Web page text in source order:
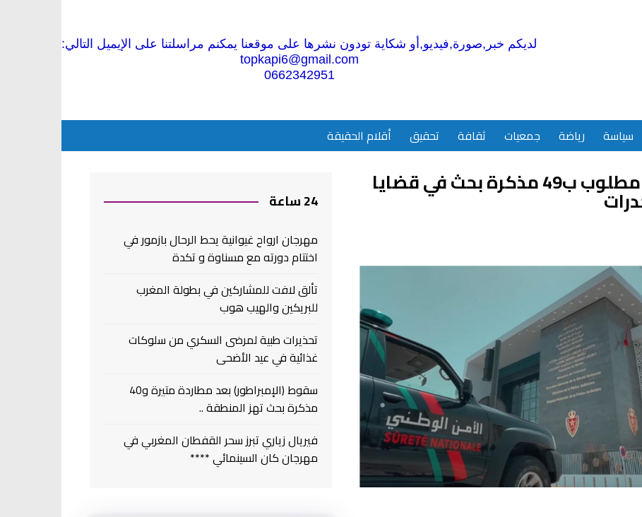
لديكم خبر,صورة,فيديو,أو شكاية تودون نشرها على موقعنا يمكنم مراسلتنا على الإيميل التالي:
topkapi6@gmail.com
0662342951
سياسة رياضة جمعيات ثقافة تحقيق أقلام الحقيقة
توقيف “بزناس” في الجديدة مطلوب ب49 مذكرة بحث في قضايا
24 ساعة
مهرجان ارواح غيوانية يحط الرحال بازمور في
اختتام دورته مع مسناوة و تكدة
تألق لافت للمشاركين في بطولة المغرب
للبريكين والهيب هوب
تحذيرات طبية لمرضى السكري من سلوكات
غذائية في عيد الأضحى
سقوط (الإمبراطور) بعد مطاردة متيرة و40
مذكرة بحث تهز المنطقة ..
فيريال زياري تبرز سحر القفطان المغربي في
مهرجان كان السينمائي ****